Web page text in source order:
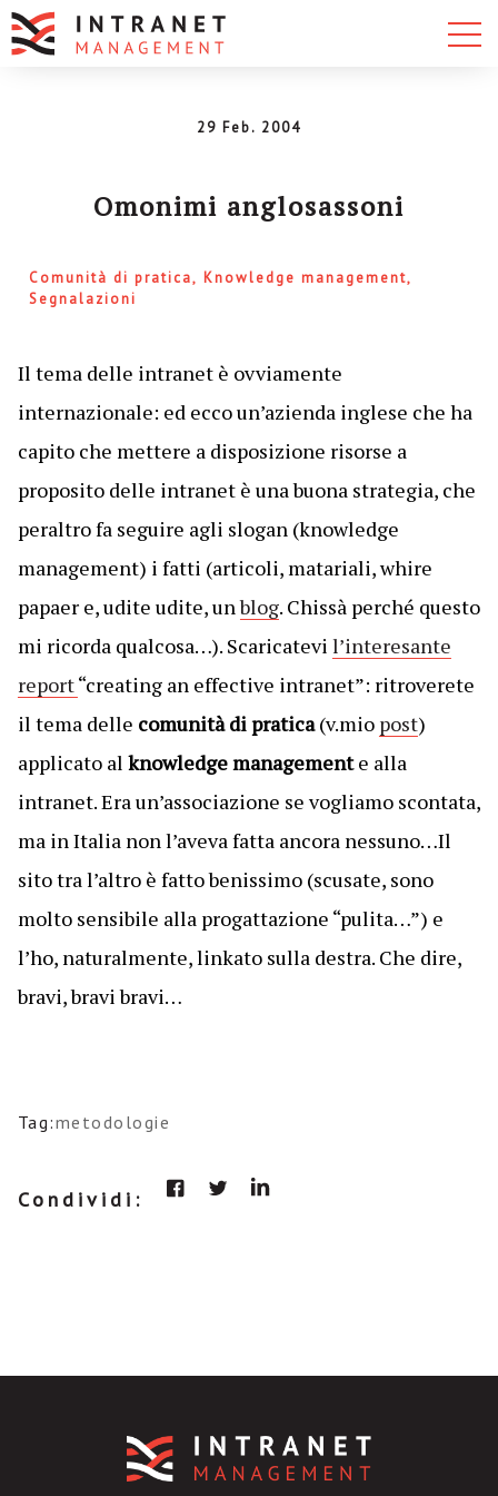
29 Feb. 2004
Omonimi anglosassoni
Comunità di pratica
Knowledge management
Segnalazioni
Il tema delle intranet è ovviamente
internazionale: ed ecco un’azienda inglese che ha
capito che mettere a disposizione risorse a
proposito delle intranet è una buona strategia, che
peraltro fa seguire agli slogan (knowledge
management) i fatti (articoli, matariali, whire
papaer e, udite udite, unblog. Chissà perché questo
mi ricorda qualcosa…). Scaricatevi l’interesante
report“creating an effective intranet”: ritroverete
il tema delle comunità di pratica(v.mio post)
applicato al knowledge managemente alla
intranet. Era un’associazione se vogliamo scontata,
ma in Italia non l’aveva fatta ancora nessuno…Il
sito tra l’altro è fatto benissimo (scusate, sono
molto sensibile alla progattazione “pulita…”) e
l’ho, naturalmente, linkato sulla destra. Che dire,
bravi, bravi bravi…
Tag:metodologie
Condividi: